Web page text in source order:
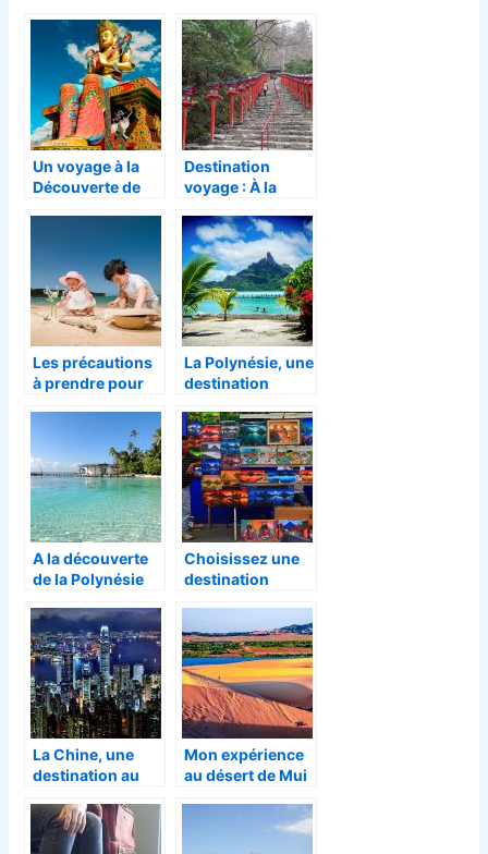
Un voyage à la
Découverte de
Destination
voyage : À la
Japon, pays du
soleil levant
Les précautions
à prendre pour
La Polynésie, une
destination
pour passer de
magnifiques
vacances
A la découverte
de la Polynésie
et nourriture)
Choisissez une
destination
La Chine, une
destination au
Mon expérience
au désert de Mui